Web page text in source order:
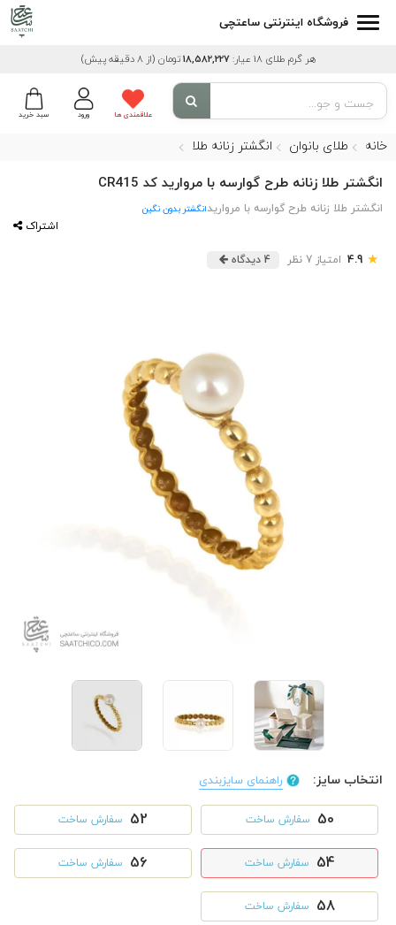
فروشگاه اینترنتی ساعتچی
هر گرم طلای 18 عیار: 18,582,227تومان (از 8 دقیقه پیش)
سبد خرید ورود علاقمندی ها
خانه طلای بانوان انگشتر زنانه طلا
انگشتر طلا زنانه طرح گوارسه با مروارید کد CR415
انگشتر طلا زنانه طرح گوارسه با مرواریدانگشتر بدون نگین
اشتراک
★
4.9 امتیاز 7 نظر 4 دیدگاه
انتخاب سایز: راهنمای سایزبندی
50 سفارش ساخت 52 سفارش ساخت
54 سفارش ساخت 56 سفارش ساخت
58 سفارش ساخت